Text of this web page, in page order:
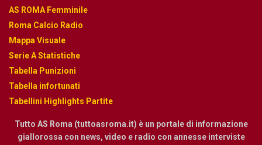
AS ROMA Femminile
Roma Calcio Radio
Mappa Visuale
Serie A Statistiche
Tabella Punizioni
Tabella infortunati
Tabellini Highlights Partite
Tutto AS Roma (tuttoasroma.it) è un portale di informazione
giallorossa con news, video e radio con annesse interviste